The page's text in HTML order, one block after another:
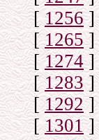
[1256]
[1265]
[1274]
[1283]
[1292]
[1301]